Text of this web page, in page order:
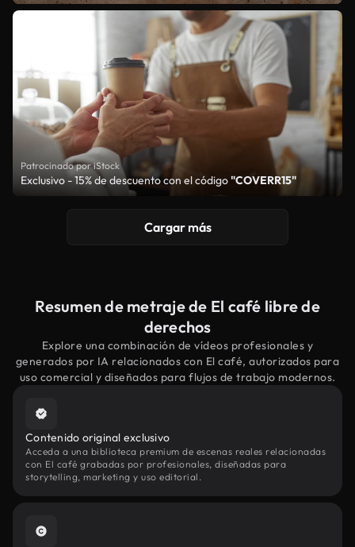
Patrocinado por iStock
Exclusivo - 15% de descuento con el código"COVERR15"
Cargar más
Resumen de metraje de El café libre de
derechos
Explore una combinación de vídeos profesionales y
generados por IA relacionados con El café, autorizados para
uso comercial y diseñados para flujos de trabajo modernos.
Contenido original exclusivo
Acceda a una biblioteca premium de escenas reales relacionadas
con El café grabadas por profesionales, diseñadas para
storytelling, marketing y uso editorial.